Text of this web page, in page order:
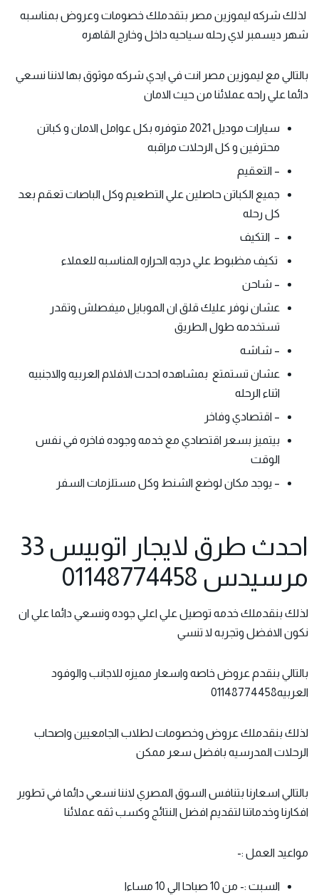
لذلك شركه ليموزين مصر بتقدملك خصومات وعروض بمناسبه
شهر ديسمبر لاي رحله سياحيه داخل وخارج القاهره
بالتالي مع ليموزين مصر انت في ايدي شركه موثوق بها لاننا نسعي
دائما علي راحه عملائنا من حيث الامان
سيارات موديل 2021 متوفره بكل عوامل الامان و كباتن
محترفين و كل الرحلات مراقبه
– التعقيم
جميع الكباتن حاصلين علي التطعيم وكل الباصات تعقم بعد
كل رحله
– التكيف
تكيف مظبوط علي درجه الحراره المناسبه للعملاء
– شاحن
عشان نوفر عليك قلق ان الموبايل ميفصلش وتقدر
تستخدمه طول الطريق
– شاشه
عشان تستمتع بمشاهده احدث الافلام العربيه والاجنبيه
اثناء الرحله
– اقتصادي وفاخر
بيتميز بسعر اقتصادي مع خدمه وجوده فاخره في نفس
الوقت
– يوجد مكان لوضع الشنط وكل مستلزمات السفر
احدث طرق لايجار اتوبيس 33
مرسيدس 01148774458
لذلك بنقدملك خدمه توصيل علي اعلي جوده ونسعي دائما علي ان
نكون الافضل وتجربه لا تنسي
بالتالي بنقدم عروض خاصه واسعار مميزه للاجانب والوفود
العربيه01148774458
لذلك بنقدملك عروض وخصومات لطلاب الجامعيين واصحاب
الرحلات المدرسيه بافضل سعر ممكن
بالتالي اسعارنا بتنافس السوق المصري لاننا نسعي دائما في تطوير
افكارنا وخدماتنا لتقديم افضل النتائج وكسب ثقه عملائنا
مواعيد العمل :-
السبت :- من 10 صباحا الي 10 مساءا